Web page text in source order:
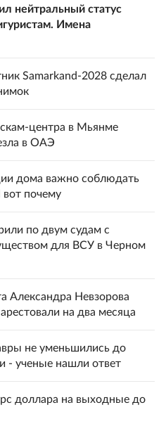
нейтральный статус
Имена
Samarkand-2028 сделал
центра в Мьянме
в ОАЭ
дома важно соблюдать
почему
по двум судам с
для ВСУ в Черном
Александра Невзорова
на два месяца
не уменьшились до
- ученые нашли ответ
доллара на выходные до